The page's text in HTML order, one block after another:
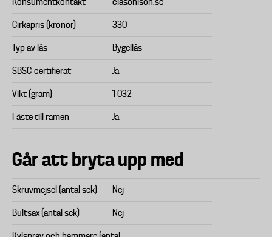
Cirkapris (kronor) 330
Typ av lås Bygellås
SBSC-certifierat Ja
Vikt (gram) 1 032
Fäste till ramen Ja
Går att bryta upp med
Skruvmejsel (antal sek) Nej
Bultsax (antal sek) Nej